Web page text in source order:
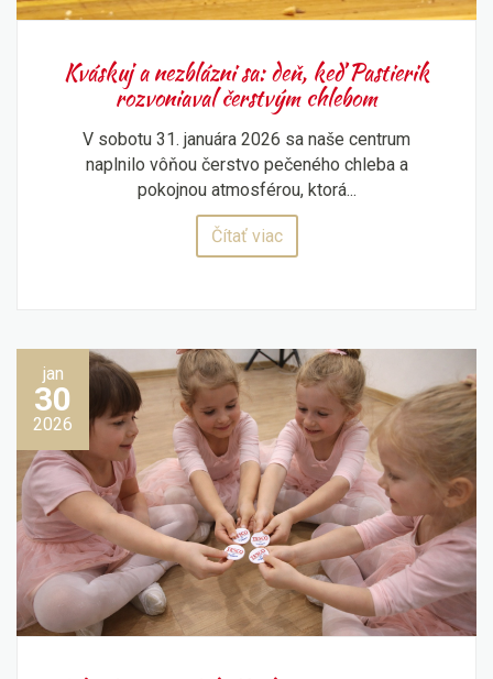
Kváskuj a nezblázni sa: deň, keď Pastierik
rozvoniaval čerstvým chlebom
V sobotu 31. januára 2026 sa naše centrum
naplnilo vôňou čerstvo pečeného chleba a
pokojnou atmosférou, ktorá...
Čítať viac
jan
30
2026